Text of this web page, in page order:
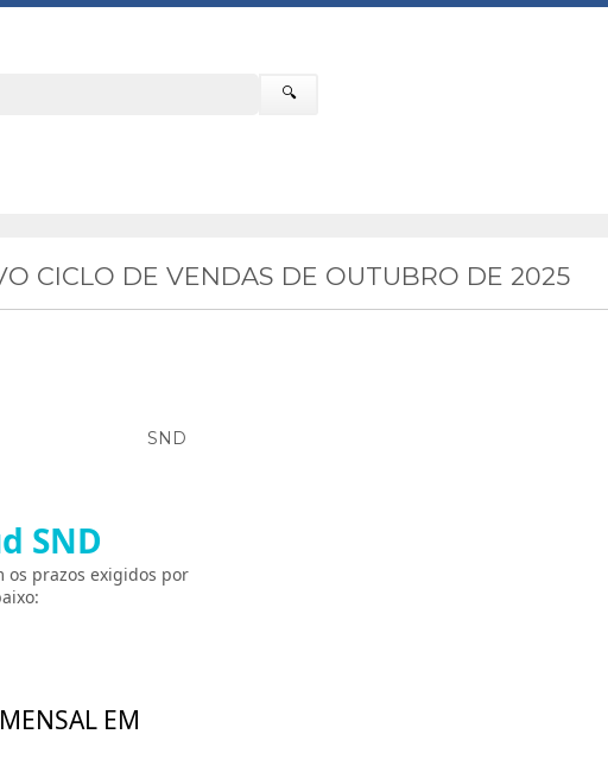
🔍
CICLO DE VENDAS DE OUTUBRO DE 2025
SND
SND
os prazos exigidos por
EM